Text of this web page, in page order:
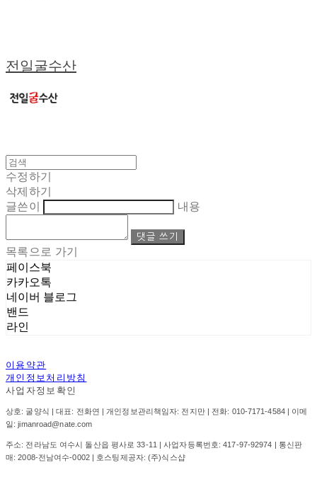
전일굴수산
수정하기
삭제하기
글쓴이
내용
댓글 쓰기
목록으로 가기
페이스북
카카오톡
네이버 블로그
밴드
라인
이용약관
개인정보처리방침
사업자정보확인
상호: 굴양식 | 대표: 전화연 | 개인정보관리책임자: 전지만 | 전화: 010-7171-4584 | 이메
일: jimanroad@nate.com
주소: 전라남도 여수시 돌산읍 평사로 33-11 | 사업자등록번호:417-97-92974 | 통신판
매:2008-전남여수-0002| 호스팅제공자: (주)식스샵